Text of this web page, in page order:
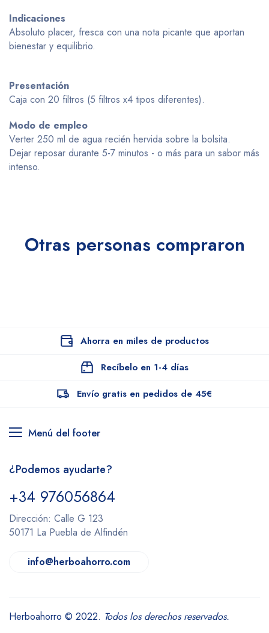
Indicaciones
Absoluto placer, fresca con una nota picante que aportan
bienestar y equilibrio.
Presentación
Caja con 20 filtros (5 filtros x4 tipos diferentes).
Modo de empleo
Verter 250 ml de agua recién hervida sobre la bolsita.
Dejar reposar durante 5-7 minutos - o más para un sabor más
intenso.
Otras personas compraron
Ahorra en miles de productos
Recíbelo en 1-4 días
Envío gratis en pedidos de 45€
Menú del footer
¿Podemos ayudarte?
+34 976056864
Dirección: Calle G 123
50171 La Puebla de Alfindén
info@herboahorro.com
Herboahorro © 2022. Todos los derechos reservados.